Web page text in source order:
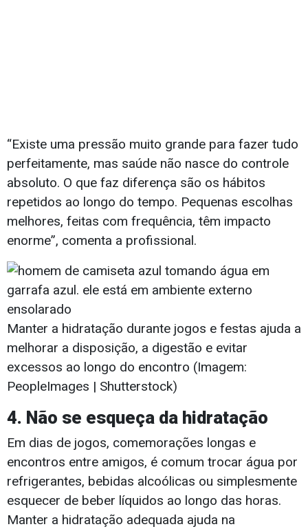
“Existe uma pressão muito grande para fazer tudo
perfeitamente, mas saúde não nasce do controle
absoluto. O que faz diferença são os hábitos
repetidos ao longo do tempo. Pequenas escolhas
melhores, feitas com frequência, têm impacto
enorme”, comenta a profissional.
Manter a hidratação durante jogos e festas ajuda a
melhorar a disposição, a digestão e evitar
excessos ao longo do encontro (Imagem:
PeopleImages | Shutterstock)
4. Não se esqueça da hidratação
Em dias de jogos, comemorações longas e
encontros entre amigos, é comum trocar água por
refrigerantes, bebidas alcoólicas ou simplesmente
esquecer de beber líquidos ao longo das horas.
Manter a hidratação adequada ajuda na